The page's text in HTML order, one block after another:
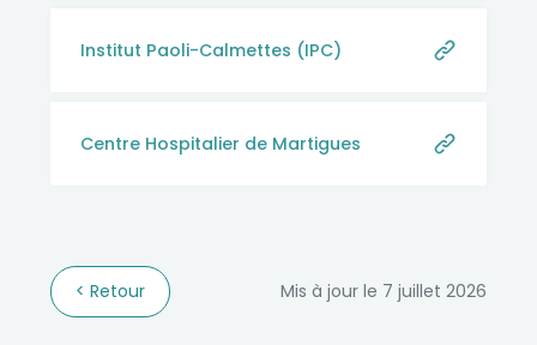
Institut Paoli-Calmettes (IPC)
Centre Hospitalier de Martigues
Retour Mis à jour le 7 juillet 2026